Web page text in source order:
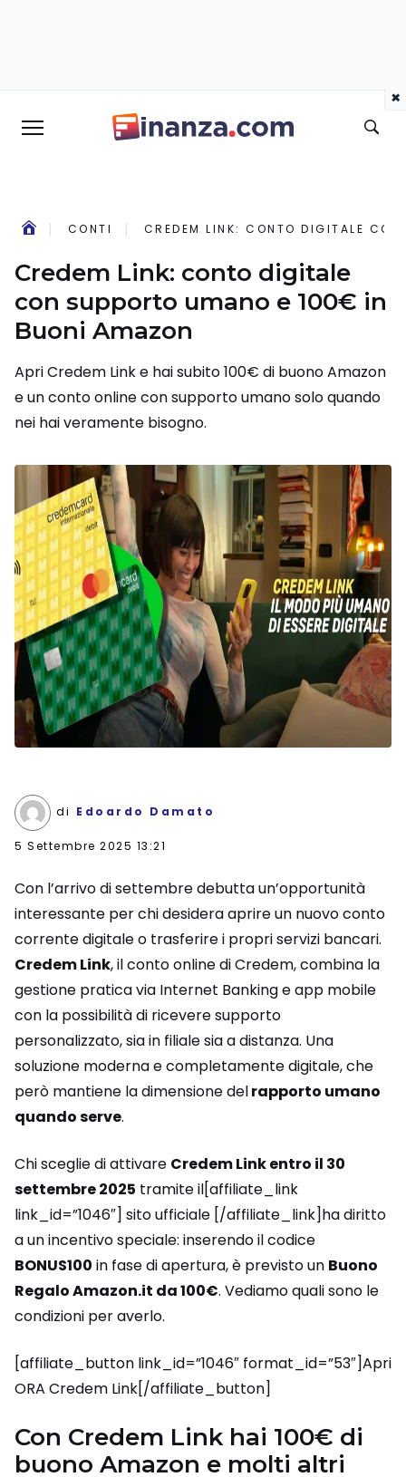
CONTI CREDEM LINK: CONTO DIGITALE
Credem Link: conto digitale
con supporto umano e 100€ in
Buoni Amazon
Apri Credem Link e hai subito 100€ di buono Amazon
e un conto online con supporto umano solo quando
nei hai veramente bisogno.
di Edoardo Damato
5 Settembre 2025 13:21
Con l’arrivo di settembre debutta un’opportunità
interessante per chi desidera aprire un nuovo conto
corrente digitale o trasferire i propri servizi bancari.
Credem Link, il conto online di Credem, combina la
gestione pratica via Internet Banking e app mobile
con la possibilità di ricevere supporto
personalizzato, sia in filiale sia a distanza. Una
soluzione moderna e completamente digitale, che
però mantiene la dimensione delrapporto umano
quando serve.
Chi sceglie di attivare Credem Link entro il 30
settembre 2025 tramite il[affiliate_link
link_id=”1046″] sito ufficiale [/affiliate_link]ha diritto
a un incentivo speciale: inserendo il codice
BONUS100 in fase di apertura, è previsto un Buono
Regalo Amazon.it da 100€. Vediamo quali sono le
condizioni per averlo.
[affiliate_button link_id=”1046″ format_id=”53″]Apri
ORA Credem Link[/affiliate_button]
Con Credem Link hai 100€ di
buono Amazon e molti altri
×